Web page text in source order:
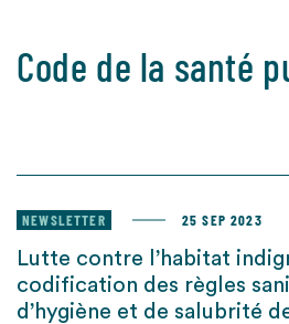
Code de la santé
NEWSLETTER 25 SEP 2023
Lutte contre l’habitat
codification des règles
d’hygiène et de salubrité